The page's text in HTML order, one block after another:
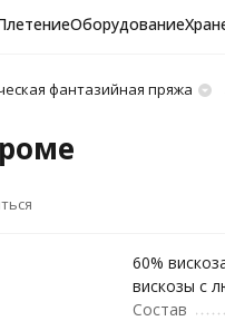
Оборудование
фантазийная пряжа
60%
вискозы с
Состав